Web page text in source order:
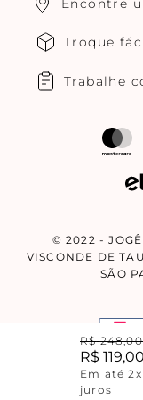
R$ 248,00
R$ 119,00
Em até2 x
juros
Encontre
Troque
Trabalhe
© 2022 -
VISCONDE DE
SÃO